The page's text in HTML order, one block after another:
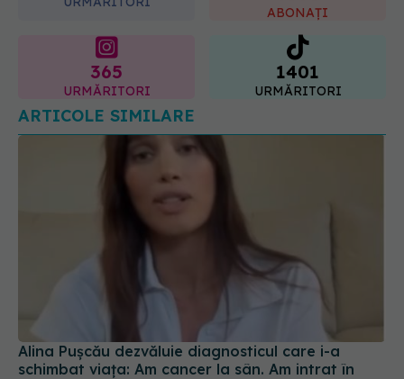
ABONAȚI
365
URMĂRITORI
1401
URMĂRITORI
ARTICOLE SIMILARE
Alina Pușcău dezvăluie diagnosticul care i-a
schimbat viața: Am cancer la sân. Am intrat în